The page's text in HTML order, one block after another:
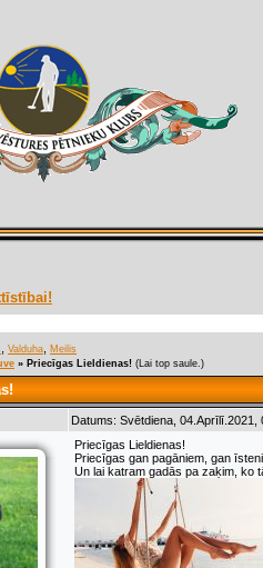
Valduha
Meilis
» Priecīgas Lieldienas! (Lai top saule.)
Datums: Svētdiena,
Priecīgas Lieldienas!
Priecīgas gan pagāniem, gan
Un lai katram gadās pa zaķim, ko